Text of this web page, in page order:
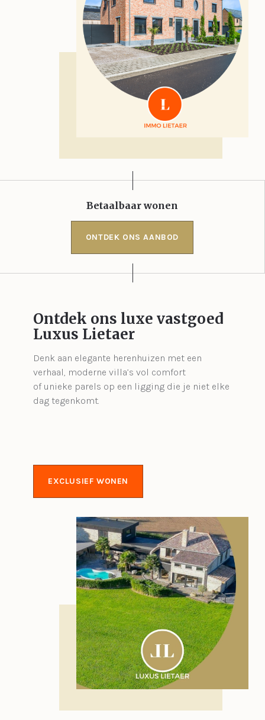
Betaalbaar wonen
ONTDEK ONS AANBOD
Ontdek ons luxe vastgoed
Luxus Lietaer
Denk aan elegante herenhuizen met een
verhaal, moderne villa’s vol comfort
of unieke parels op een ligging die je niet elke
dag tegenkomt.
EXCLUSIEF WONEN